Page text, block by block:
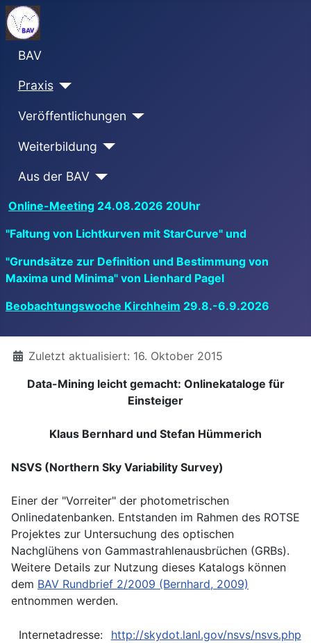
BAV
Praxis
Veröffentlichungen
Weiterbildung
Aus der BAV
Online-Meeting 24.08.2026 20Uhr
"Faltung von Lichtkurven mit StarCurve" und
"Grundsätze zur Definition und Bestimmung von
Maxima und Minima" von Lienhard Pagel
Beobachtungswoche Kirchheim 29.8.-6.9.2026
DetailsZuletzt aktualisiert: 16. Oktober 2015
Data-Mining leicht gemacht: Onlinekataloge für
Einsteiger
Klaus Bernhard und Stefan Hümmerich
NSVS (Northern Sky Variability Survey)
Einer der "Vorreiter" der photometrischen
Onlinedatenbanken. Entstanden im Rahmen des ROTSE
Projektes zur Untersuchung des optischen
Nachglühens von Gammastrahlenausbrüchen (GRBs).
Weitere Details zur Nutzung dieses Katalogs können
dem BAV Rundbrief 2/2009 (Bernhard, 2009)
entnommen werden.
Internetadresse:
http://skydot.lanl.gov/nsvs/nsvs.php